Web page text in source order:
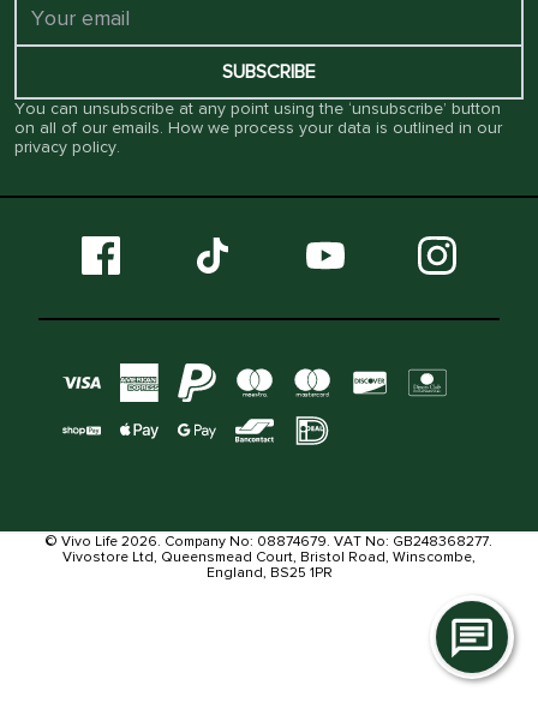
SUBSCRIBE
You can unsubscribe at any point using the ‘unsubscribe’ button
on all of our emails. How we process your data is outlined in our
privacy policy.
© Vivo Life 2026. Company No: 08874679. VAT No: GB248368277.
Vivostore Ltd, Queensmead Court, Bristol Road, Winscombe,
England, BS25 1PR